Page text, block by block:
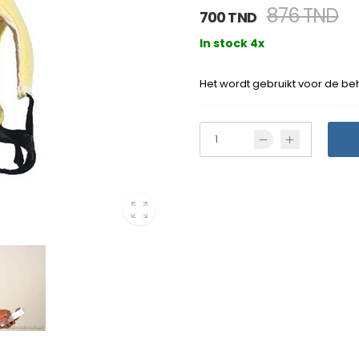
700 TND 876 TND
In stock 4x
Het wordt gebruikt voor de